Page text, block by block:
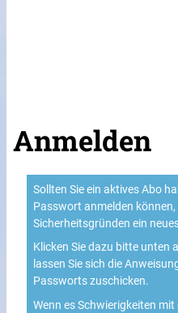
Anmelden
Sollten Sie ein aktives Abo
Passwort anmelden
Sicherheitsgründen ein
Klicken Sie dazu bitte unten
lassen Sie sich die
Passworts zuschicken.
Wenn es Schwierigkeiten